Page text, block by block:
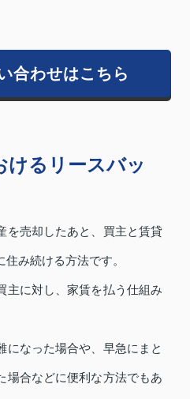
合わせはこちら
けるリースバッ
を売却したあと、買主と賃貸
み続ける方法です。
主に対し、家賃を払う仕組み
になった場合や、早急にまと
場合などに便利な方法でもあ